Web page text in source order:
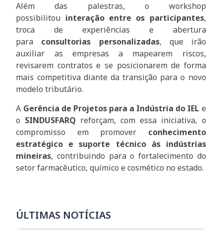
Além das palestras, o workshop
possibilitou interação entre os participantes,
troca de experiências e abertura
para consultorias personalizadas, que irão
auxiliar as empresas a mapearem riscos,
revisarem contratos e se posicionarem de forma
mais competitiva diante da transição para o novo
modelo tributário.
A Gerência de Projetos para a Indústria do IEL e
o SINDUSFARQ reforçam, com essa iniciativa, o
compromisso em promover conhecimento
estratégico e suporte técnico às indústrias
mineiras, contribuindo para o fortalecimento do
setor farmacêutico, químico e cosmético no estado.
ÚLTIMAS NOTÍCIAS